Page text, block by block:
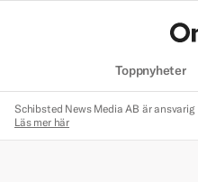
Toppnyheter
Schibsted News Media AB är
Läs mer här